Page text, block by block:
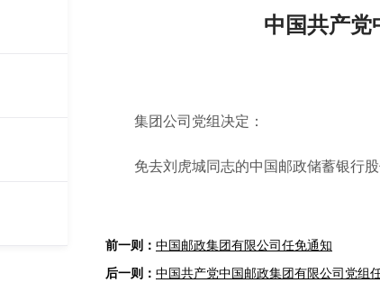
中国共产党
集团公司党组决定：
免去刘虎城同志的中国邮政储蓄银行股
中国邮政集团有限公司任免通知
中国共产党中国邮政集团有限公司党组